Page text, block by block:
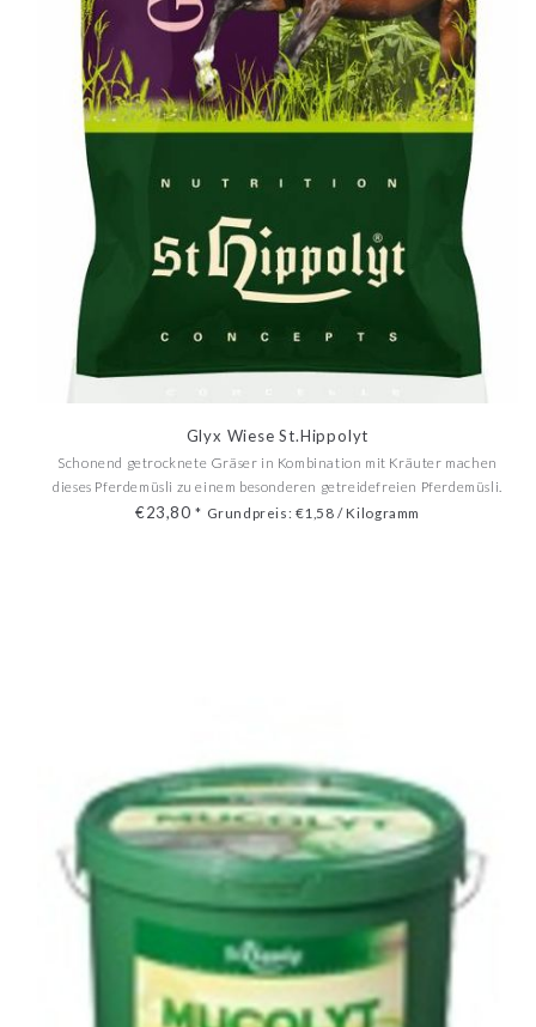
Glyx Wiese St.Hippolyt
Schonend getrocknete Gräser in Kombination mit Kräuter machen
dieses Pferdemüsli zu einem besonderen getreidefreien Pferdemüsli.
€23,80* Grundpreis: €1,58 / Kilogramm